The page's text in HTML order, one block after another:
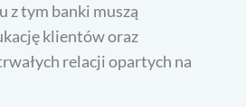
z tym banki muszą
klientów oraz
relacji opartych na